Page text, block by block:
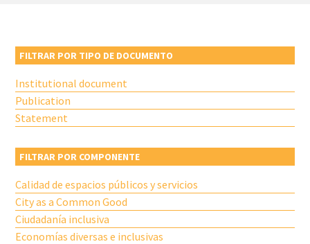
FILTRAR POR TIPO DE DOCUMENTO
Institutional document
Publication
Statement
FILTRAR POR COMPONENTE
Calidad de espacios públicos y servicios
City as a Common Good
Ciudadanía inclusiva
Economías diversas e inclusivas